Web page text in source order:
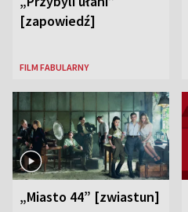
[zapowiedź]
FILM FABULARNY
„Miasto 44” [zwiastun]